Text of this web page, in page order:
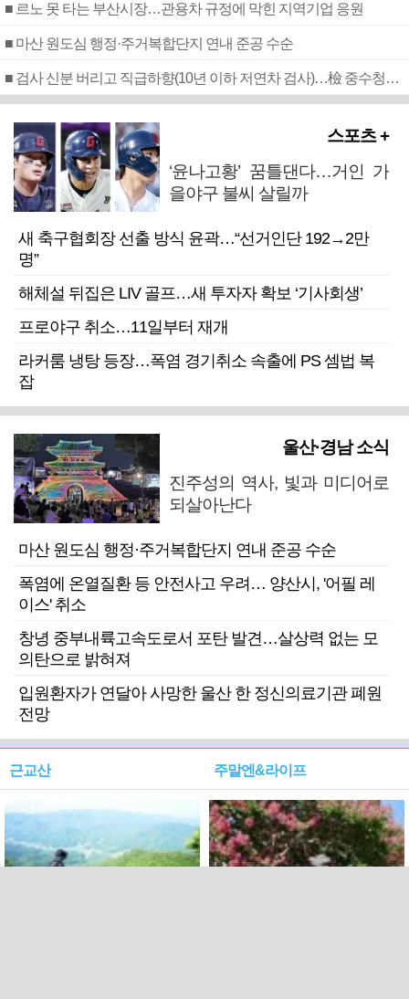
■ 르노 못 타는 부산시장…관용차 규정에 막힌 지역기업 응원
■ 마산 원도심 행정·주거복합단지 연내 준공 수순
■ 검사 신분 버리고 직급하향(10년 이하 저연차 검사)…檢 중수청행 기피
스포츠 +
‘윤나고황’ 꿈틀댄다…거인 가
을야구 불씨 살릴까
새 축구협회장 선출 방식 윤곽…“선거인단 192→2만
명”
해체설 뒤집은 LIV 골프…새 투자자 확보 ‘기사회생’
프로야구 취소…11일부터 재개
라커룸 냉탕 등장…폭염 경기취소 속출에 PS 셈법 복
잡
울산·경남 소식
진주성의 역사, 빛과 미디어로
되살아난다
마산 원도심 행정·주거복합단지 연내 준공 수순
폭염에 온열질환 등 안전사고 우려… 양산시, '어필 레
이스' 취소
창녕 중부내륙고속도로서 포탄 발견…살상력 없는 모
의탄으로 밝혀져
입원환자가 연달아 사망한 울산 한 정신의료기관 폐원
전망
근교산 주말엔&라이프